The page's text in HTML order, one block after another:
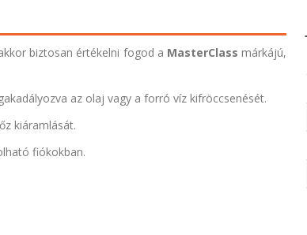
biztosan értékelni fogod a MasterClass márkájú,
az olaj vagy a forró víz kifröccsenését.
kiáramlását.
fiókokban.